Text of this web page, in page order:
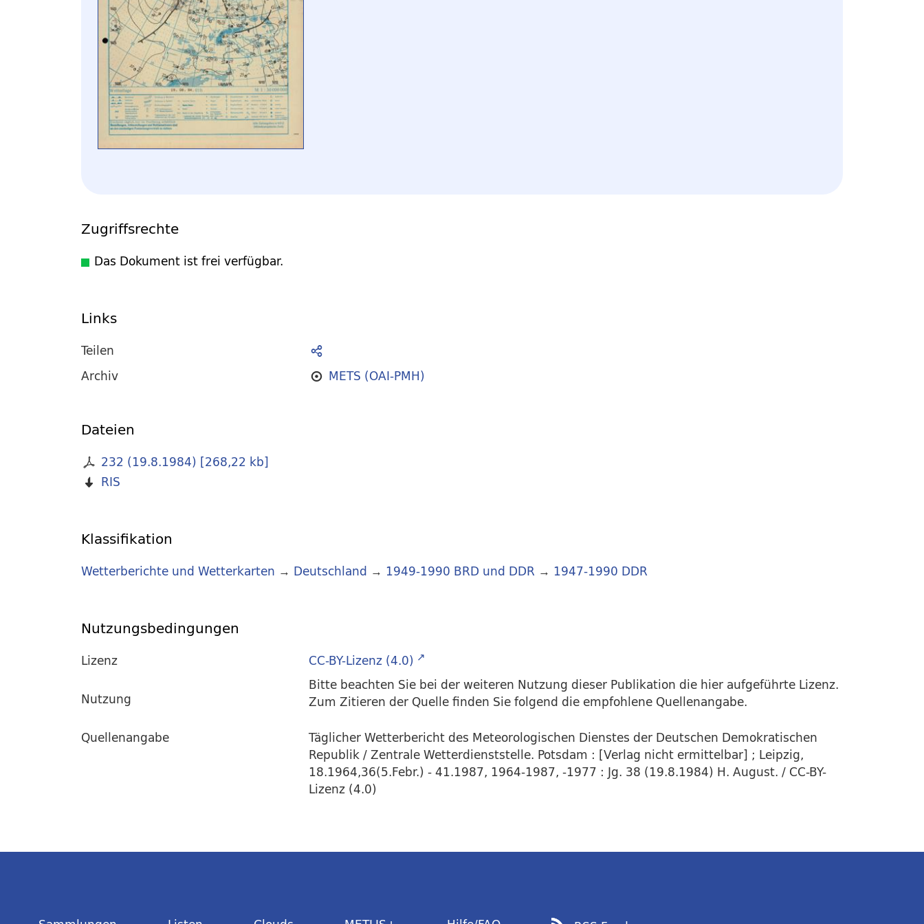
Zugriffsrechte
Das Dokument ist frei verfügbar.
Links
Teilen
Archiv
METS (OAI-PMH)
Dateien
232 (19.8.1984) [268,22 kb]
RIS
Klassifikation
Wetterberichte und Wetterkarten → Deutschland → 1949-1990 BRD und DDR → 1947-1990 DDR
Nutzungsbedingungen
Lizenz
CC-BY-Lizenz (4.0)
Nutzung
Bitte beachten Sie bei der weiteren Nutzung dieser Publikation die hier aufgeführte Lizenz.
Zum Zitieren der Quelle finden Sie folgend die empfohlene Quellenangabe.
Quellenangabe
Täglicher Wetterbericht des Meteorologischen Dienstes der Deutschen Demokratischen
Republik / Zentrale Wetterdienststelle. Potsdam : [Verlag nicht ermittelbar] ; Leipzig,
18.1964,36(5.Febr.) - 41.1987, 1964-1987, -1977 : Jg. 38 (19.8.1984) H. August. / CC-BY-
Lizenz (4.0)